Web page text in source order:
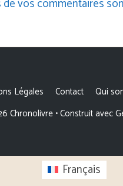
Légales Contact
Qui
Chronolivre • Construit avec
Français